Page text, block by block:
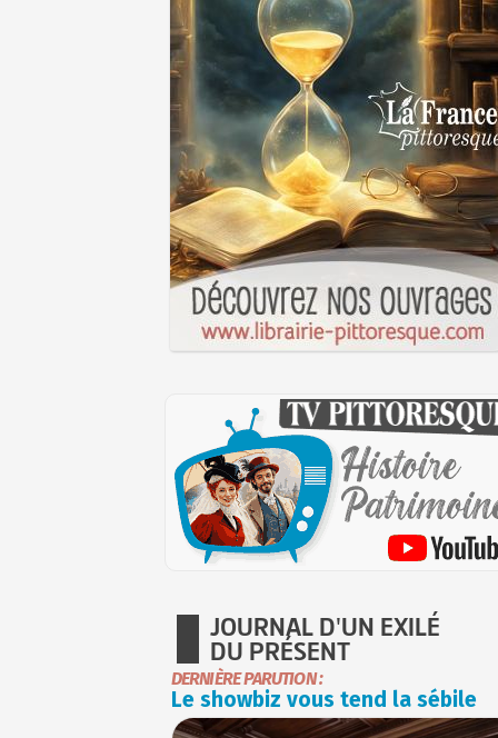
JOURNAL D'UN EXILÉ
DU PRÉSENT
DERNIÈRE PARUTION :
Le showbiz vous tend la sébile